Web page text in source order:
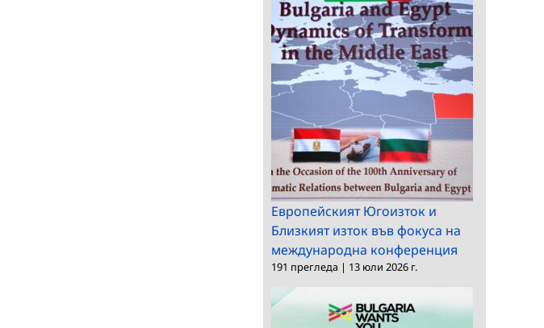
Европейският Югоизток и
Близкият изток във фокуса на
международна конференция
191 прегледа | 13 юли 2026 г.